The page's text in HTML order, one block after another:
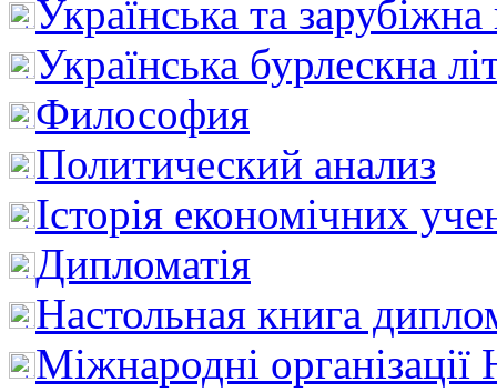
Українська та зарубіжна
Українська бурлескна
Философия
Политический анализ
Історія економічних
Дипломатія
Настольная книга
Міжнародні